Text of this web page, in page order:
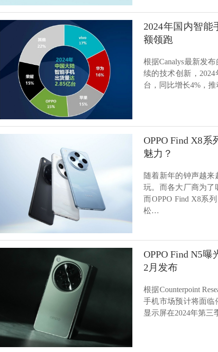
2024年国内智
额领跑
根据Canalys最新发
续的技术创新，
台，同比增长4%，
OPPO Find X8
魅力？
随着新年的钟声越
玩。而各大厂商为了
而OPPO Find X8系
松…
OPPO Find N5
2月发布
根据Counterpoint
手机市场预计将面临
显示屏在2024年第